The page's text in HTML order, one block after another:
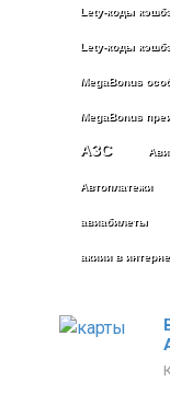
Lety-коды
Lety-коды
MegaBonus
MegaBonus
АЗС
Автоплатежи
авиабилеты
акиии в